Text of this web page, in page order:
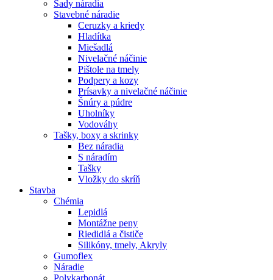
Sady náradia
Stavebné náradie
Ceruzky a kriedy
Hladítka
Miešadlá
Nivelačné náčinie
Pištole na tmely
Podpery a kozy
Prísavky a nivelačné náčinie
Šnúry a púdre
Uholníky
Vodováhy
Tašky, boxy a skrinky
Bez náradia
S náradím
Tašky
Vložky do skríň
Stavba
Chémia
Lepidlá
Montážne peny
Riedidlá a čističe
Silikóny, tmely, Akryly
Gumoflex
Náradie
Polykarbonát